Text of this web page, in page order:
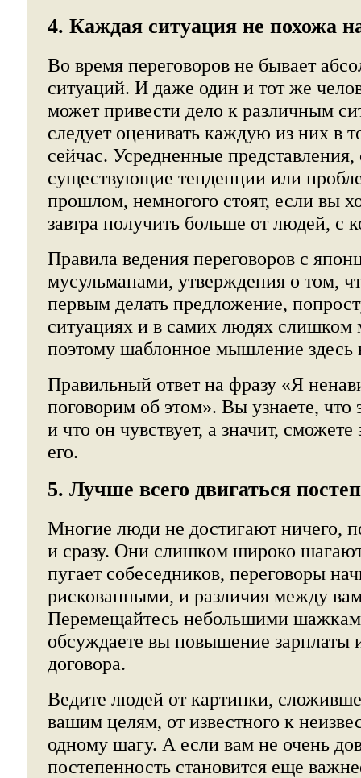
4. Каждая ситуация не похожа
Во время переговоров не бывает
ситуаций. И даже один и тот же
может привести дело к различным
следует оценивать каждую из них в
сейчас. Усредненные представления,
существующие тенденции или
прошлом, немногого стоят, если вы
завтра получить больше от людей, с
Правила ведения переговоров с
мусульманами, утверждения о том,
первым делать предложение,
ситуациях и в самих людях слишком
поэтому шаблонное мышление здесь
Правильный ответ на фразу «Я
поговорим об этом». Вы узнаете, что
и что он чувствует, а значит,
его.
5. Лучше всего двигаться
Многие люди не достигают ничего,
и сразу. Они слишком широко
пугает собеседников, переговоры
рискованными, и различия между
Перемещайтесь небольшими
обсуждаете вы повышение зарплаты
договора.
Ведите людей от картинки,
вашим целям, от известного к
одному шагу. А если вам не очень
постепенность становится еще